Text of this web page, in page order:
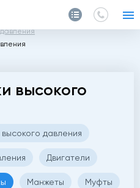
высокого
давления
Двигатели
Манжеты Муфты